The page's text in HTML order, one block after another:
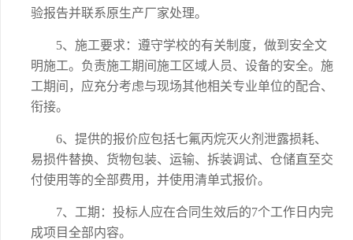
验报告并联系原生产厂家处理。
5、施工要求：遵守学校的有关制度，做到安全文
明施工。负责施工期间施工区域人员、设备的安全。施
工期间，应充分考虑与现场其他相关专业单位的配合、
衔接。
6、提供的报价应包括七氟丙烷灭火剂泄露损耗、
易损件替换、货物包装、运输、拆装调试、仓储直至交
付使用等的全部费用，并使用清单式报价。
7、 工期：投标人应在合同生效后的7个工作日内完
成项目全部内容。